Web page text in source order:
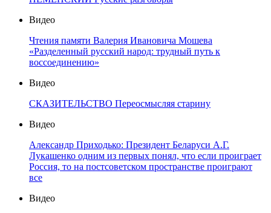
Видео
Чтения памяти Валерия Ивановича Мошева
«Разделенный русский народ: трудный путь к
воссоединению»
Видео
СКАЗИТЕЛЬСТВО Переосмысляя старину
Видео
Александр Приходько: Президент Беларуси А.Г.
Лукашенко одним из первых понял, что если проиграет
Россия, то на постсоветском пространстве проиграют
все
Видео